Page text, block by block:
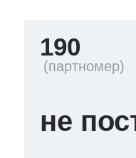
190
не